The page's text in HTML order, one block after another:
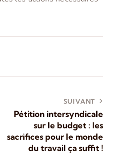
SUIVANT
Pétition intersyndicale
sur le budget : les
sacrifices pour le monde
du travail ça suffit !